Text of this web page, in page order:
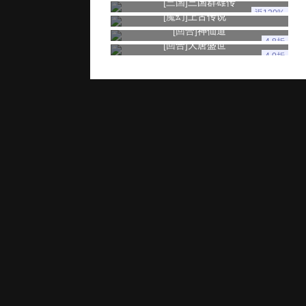
返120%
[魔幻]上古传说
[回合]神仙道
4.8折
[回合]大唐盛世
4.0折